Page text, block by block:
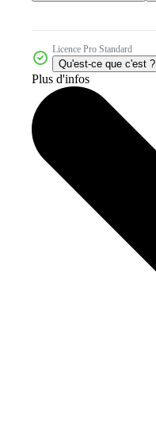
Licence Pro Standard
Qu'est-ce que c'est ?
Plus d'infos